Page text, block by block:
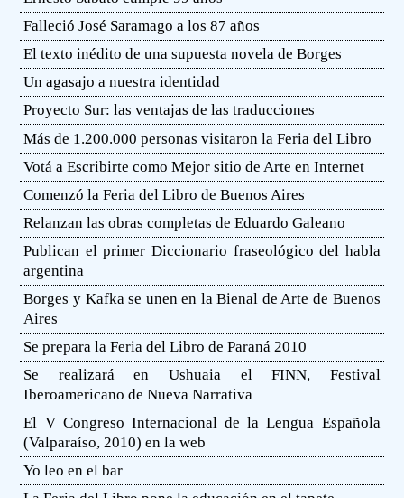
Falleció José Saramago a los 87 años
El texto inédito de una supuesta novela de Borges
Un agasajo a nuestra identidad
Proyecto Sur: las ventajas de las traducciones
Más de 1.200.000 personas visitaron la Feria del Libro
Votá a Escribirte como Mejor sitio de Arte en Internet
Comenzó la Feria del Libro de Buenos Aires
Relanzan las obras completas de Eduardo Galeano
Publican el primer Diccionario fraseológico del habla
argentina
Borges y Kafka se unen en la Bienal de Arte de Buenos
Aires
Se prepara la Feria del Libro de Paraná 2010
Se realizará en Ushuaia el FINN, Festival
Iberoamericano de Nueva Narrativa
El V Congreso Internacional de la Lengua Española
(Valparaíso, 2010) en la web
Yo leo en el bar